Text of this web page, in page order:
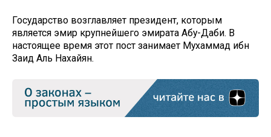
Государство возглавляет президент, которым
является эмир крупнейшего эмирата Абу-Даби. В
настоящее время этот пост занимает Мухаммад ибн
Заид Аль Нахайян.